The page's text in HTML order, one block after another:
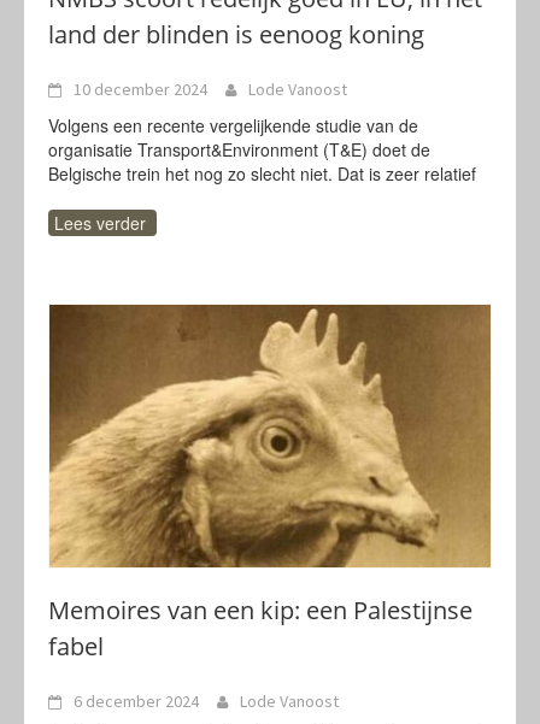
land der blinden is eenoog koning
10 december 2024 Lode Vanoost
Volgens een recente vergelijkende studie van de
organisatie Transport&Environment (T&E) doet de
Belgische trein het nog zo slecht niet. Dat is zeer relatief
Lees verder
Memoires van een kip: een Palestijnse
fabel
6 december 2024 Lode Vanoost